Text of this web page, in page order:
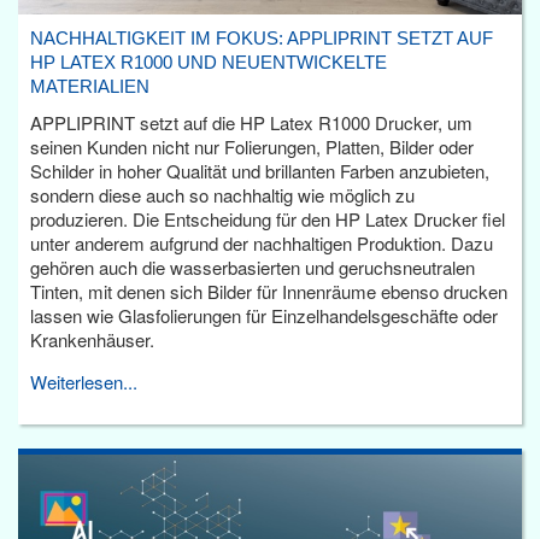
NACHHALTIGKEIT IM FOKUS: APPLIPRINT SETZT AUF
HP LATEX R1000 UND NEUENTWICKELTE
MATERIALIEN
APPLIPRINT setzt auf die HP Latex R1000 Drucker, um
seinen Kunden nicht nur Folierungen, Platten, Bilder oder
Schilder in hoher Qualität und brillanten Farben anzubieten,
sondern diese auch so nachhaltig wie möglich zu
produzieren. Die Entscheidung für den HP Latex Drucker fiel
unter anderem aufgrund der nachhaltigen Produktion. Dazu
gehören auch die wasserbasierten und geruchsneutralen
Tinten, mit denen sich Bilder für Innenräume ebenso drucken
lassen wie Glasfolierungen für Einzelhandelsgeschäfte oder
Krankenhäuser.
Weiterlesen...